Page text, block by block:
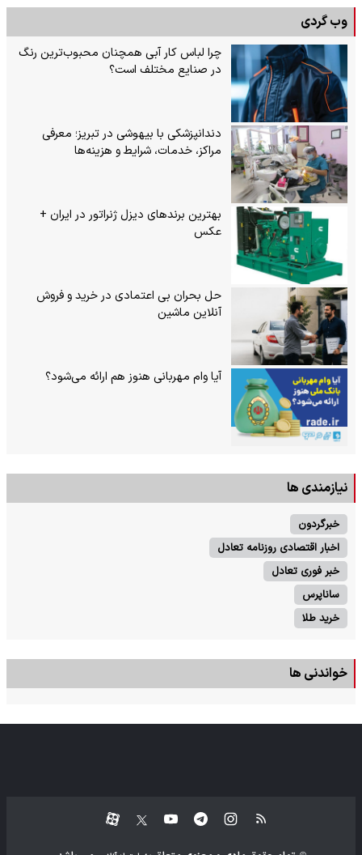
وب گردی
چرا لباس کار آبی همچنان محبوب‌ترین رنگ
در صنایع مختلف است؟
دندانپزشکی با بیهوشی در تبریز؛ معرفی
مراکز، خدمات، شرایط و هزینه‌ها
بهترین برندهای دیزل ژنراتور در ایران +
عکس
حل بحران بی‌ اعتمادی در خرید و فروش
آنلاین ماشین
آیا وام مهربانی هنوز هم ارائه می‌شود؟
نیازمندی ها
خبرگردون
اخبار اقتصادی روزنامه تعادل
خبر فوری تعادل
ساناپرس
خرید طلا
خواندنی ها